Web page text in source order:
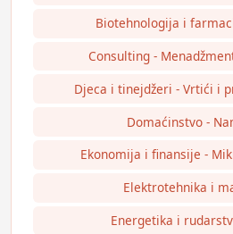
Biotehnologija i
Consulting -
Djeca i tinejdžeri - Vrtići i
Domaćinstvo -
Ekonomija i finansije -
Elektrotehnika i
Energetika i